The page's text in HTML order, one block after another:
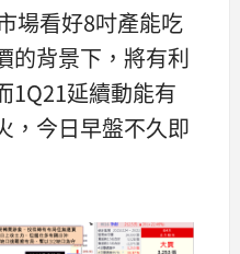
場看好8吋產能吃
的背景下，將有利
1Q21延續動能有
，今日早盤不久即